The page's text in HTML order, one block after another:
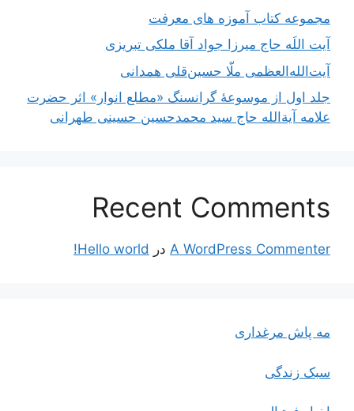
مجموعه کتاب آموزه های معرفت
آیت اللَه حاج میرزا جواد آقا ملکی تبریزی
آیت‌الله‌العظمی ملّا حسین‌قلی همدانی
جلد اول از موسوعۀ گرانسنگ «مطلع انوار» اثر حضرت
علامه آیة‌الله حاج سید محمدحسین حسینی طهرانی
Recent Comments
A WordPress Commenter در Hello world!
مه پاش مرغداری
سبک زندگی